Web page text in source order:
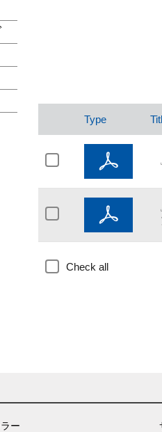
Type
Check all
ー